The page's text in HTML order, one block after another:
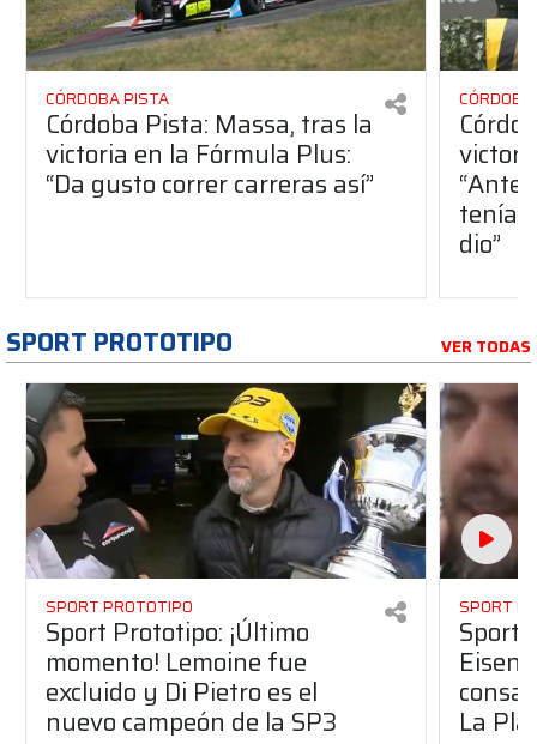
CÓRDOBA PISTA
Córdoba Pista: Massa, tras la
victoria en la Fórmula Plus:
“Da gusto correr carreras así”
dio”
SPORT PROTOTIPO VER TODAS
SPORT PROTOTIPO
Sport Prototipo: ¡Último
momento! Lemoine fue
excluido y Di Pietro es el
nuevo campeón de la SP3
SPORT
Sport
La